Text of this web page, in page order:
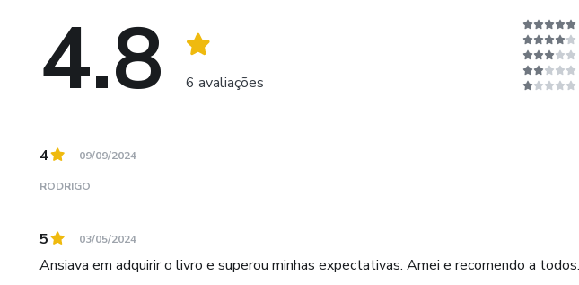
4.8 6 avaliações
4 09/09/2024
RODRIGO
5 03/05/2024
Ansiava em adquirir o livro e superou minhas expectativas. Amei e recomendo a todos.